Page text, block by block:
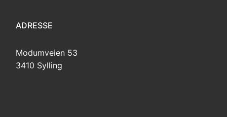
ADRESSE
Modumveien 53
3410 Sylling